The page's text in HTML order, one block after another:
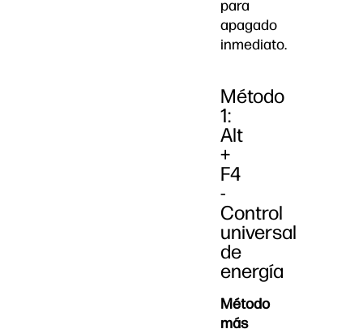
para
apagado
inmediato.
Método
1:
Alt
+
F4
-
Control
universal
de
energía
Método
más